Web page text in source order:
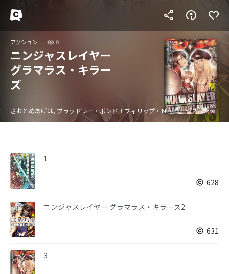
アクション 0
ニンジャスレイヤー
グラマラス・キラー
ズ
さおとめあげは, ブラッドレー・ボンド＋フィリップ・Ｎ・モーゼズ, 本兌有＋杉ライカ
1
628
ニンジャスレイヤー グラマラス・キラーズ2
631
3